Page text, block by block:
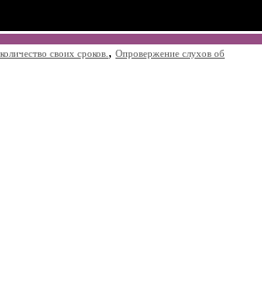
своих сроков. , Опровержение слухов об